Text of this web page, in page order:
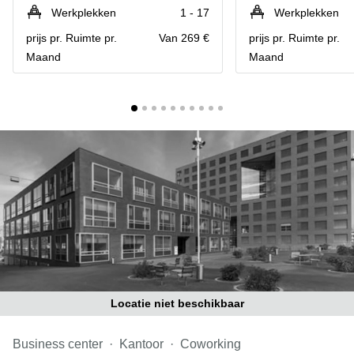
Hilversum
Hoofddorp
Deventer
Zwolle
Amsterdam
Westpoort
Business
Arnhem
Hilversum
Business
center
Den
Haag
Coworking
Breda
Coworking
Werkplekken
1 - 17
prijs pr. Ruimte pr.
Maand
Van 269 €
Werkplekken
prijs pr. Ruimte pr.
Maand
Locatie niet beschikbaar
Business center Kantoor Coworking